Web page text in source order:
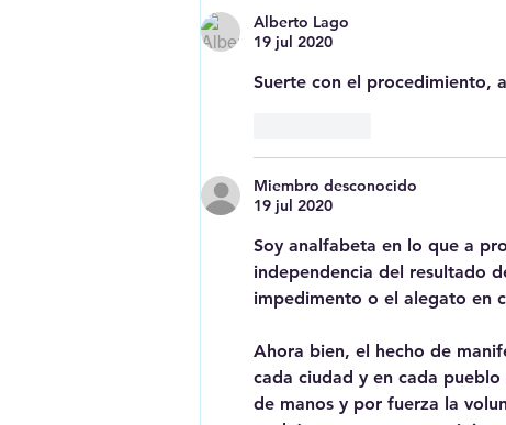
Alberto Lago
19 jul 2020
Suerte con el procedimiento,
Miembro desconocido
19 jul 2020
Soy analfabeta en lo que a
independencia del resultado
impedimento o el alegato en
Ahora bien, el hecho de
cada ciudad y en cada
de manos y por fuerza la